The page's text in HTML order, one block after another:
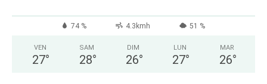
74 % 4.3kmh 51 %
VEN
27°
SAM
28°
DIM
26°
LUN
27°
MAR
26°